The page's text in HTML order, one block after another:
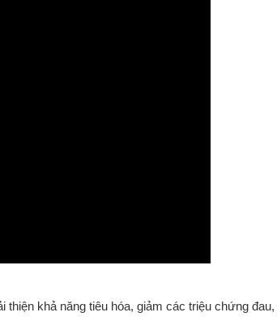
khả năng tiêu hóa, giảm các triệu chứng đau,